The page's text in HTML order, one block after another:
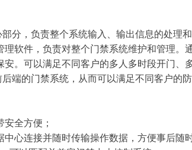
，负责整个系统输入、输出信息的处理
软件，负责对整个门禁系统维护和管理。
。可以满足不同客户的多人多时段开门、
端的门禁系统，从而可以满足不同客户的
全方便；
连接并随时传输操作数据，方便事后随时